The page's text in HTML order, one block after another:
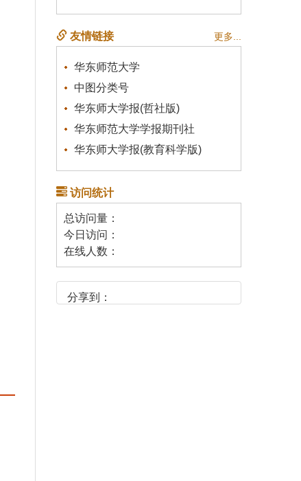
友情链接 更多...
华东师范大学
中图分类号
华东师大学报(哲社版)
华东师范大学学报期刊社
华东师大学报(教育科学版)
访问统计
总访问量：
今日访问：
在线人数：
分享到：